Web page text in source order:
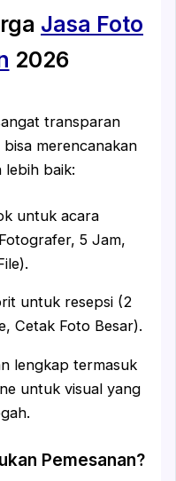
Jasa Foto
2026
transparan
merencanakan
lebih baik:
untuk acara
5 Jam,
untuk resepsi (2
Cetak Foto Besar).
lengkap termasuk
untuk visual yang
Pemesanan?